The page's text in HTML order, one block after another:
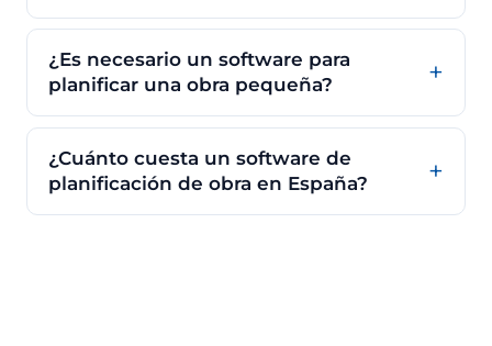
¿Es necesario un software para
planificar una obra pequeña?
¿Cuánto cuesta un software de
planificación de obra en España?